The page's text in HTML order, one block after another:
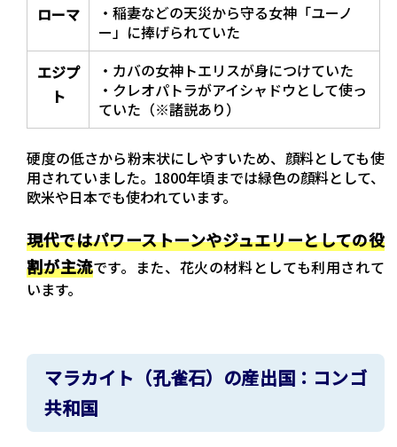
ローマ
・稲妻などの天災から守る女神「ユーノ
ー」に捧げられていた
エジプ
ト
・カバの女神トエリスが身につけていた
・クレオパトラがアイシャドウとして使っ
ていた（※諸説あり）
硬度の低さから粉末状にしやすいため、顔料としても使
用されていました。1800年頃までは緑色の顔料として、
欧米や日本でも使われています。
現代ではパワーストーンやジュエリーとしての役
割が主流です。また、花火の材料としても利用されて
います。
マラカイト（孔雀石）の産出国：コンゴ
共和国